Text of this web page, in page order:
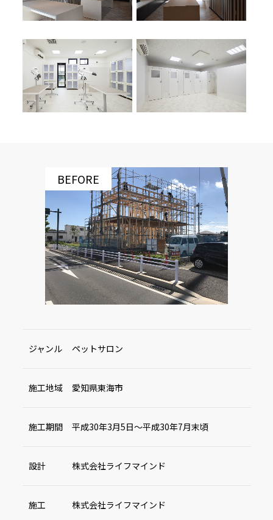
ジャンル ペットサロン
施工地域 愛知県東海市
施工期間 平成30年3月5日～平成30年7月末頃
設計 株式会社ライフマインド
施工 株式会社ライフマインド